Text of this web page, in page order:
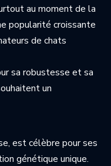
au moment de la
popularité croissante
de chats
sa robustesse et sa
un
est célèbre pour ses
génétique unique.